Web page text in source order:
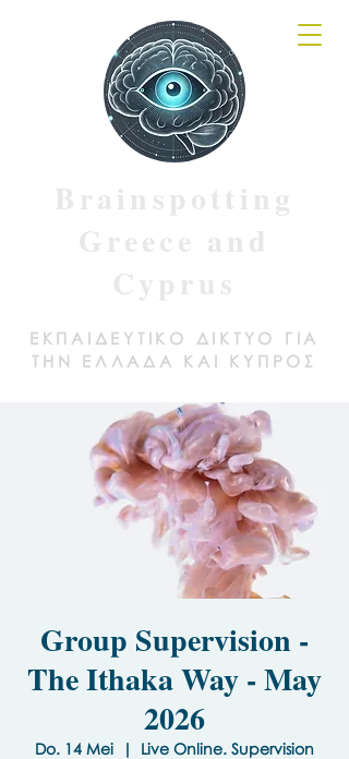
ΕΚΠΑΙΔΕΥΤΙΚΟ ΔΙΚΤΥΟ ΓΙΑ
ΤΗΝ ΕΛΛΑΔΑ ΚΑΙ ΚΥΠΡΟΣ
Group Supervision -
The Ithaka Way - May
2026
Do. 14 Mei
  |
Live Online. Supervision